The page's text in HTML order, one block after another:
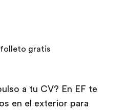
a tu CV? En EF te
en el exterior para
gratis